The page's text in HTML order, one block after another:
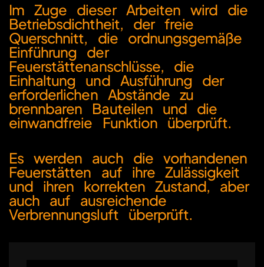
Im Zuge dieser Arbeiten wird die
Betriebsdichtheit, der freie
Querschnitt, die ordnungsgemäße
Einführung der
Feuerstättenanschlüsse, die
Einhaltung und Ausführung der
erforderlichen Abstände zu
brennbaren Bauteilen und die
einwandfreie Funktion überprüft.
Es werden auch die vorhandenen
Feuerstätten auf ihre Zulässigkeit
und ihren korrekten Zustand, aber
auch auf ausreichende
Verbrennungsluft überprüft.